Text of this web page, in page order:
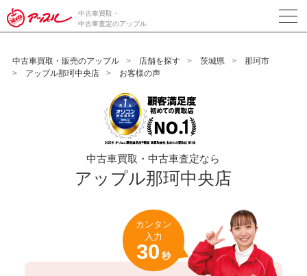
/*ABテスト_新規査定フォームの為のCVボタン*/
中古車買取・
中古車査定のアップル
中古車買取・販売のアップル 店舗を探す 茨城県
那珂市
アップル那珂中央店
お客様の声
中古車買取・中古車査定なら
アップル那珂中央店
カンタン
入力
30 秒